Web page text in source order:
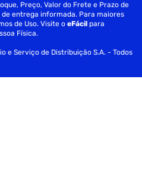
Preço, Valor do Frete e Prazo de
entrega informada. Para maiores
de Uso. Visite oeFácil para
Física.
e Serviço de Distribuição S.A. - Todos